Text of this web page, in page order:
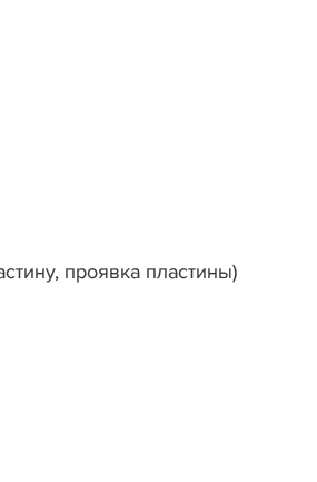
проявка пластины)